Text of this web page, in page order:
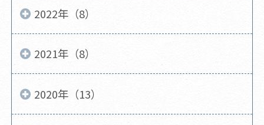
2022年（8）
2021年（8）
2020年（13）